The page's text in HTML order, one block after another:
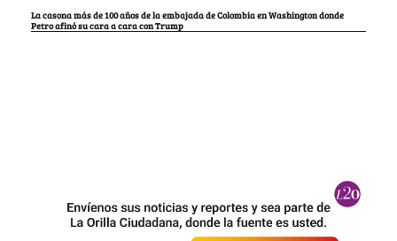
La casona más de 100 años de la embajada de Colombia en Washington donde
Petro afinó su cara a cara con Trump